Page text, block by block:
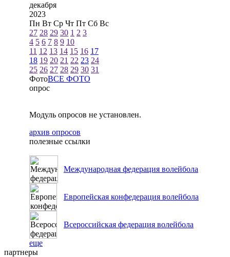
декабря
2023
Пн Вт Ср Чт Пт Сб Вс
27 28 29 30 1 2 3
4 5 6 7 8 9 10
11 12 13 14 15 16 17
18 19 20 21 22 23 24
25 26 27 28 29 30 31
ФотоВСЕ ФОТО
опрос
Модуль опросов не установлен.
архив опросов
полезные ссылки
Международная федерация волейбола
Европейская конфедерация волейбола
Всероссийская федерация волейбола
еще
партнеры